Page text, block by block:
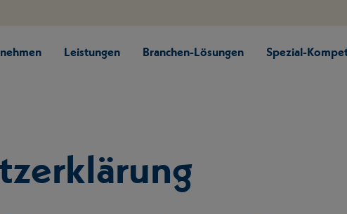
Leistungen Branchen-Lösungen Spezial-